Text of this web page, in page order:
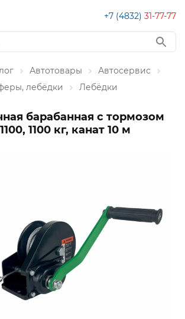
+7 (4832) 31-77-77
Автотовары
Автосервис
лебёдки
Лебёдки
барабанная с тормозом
1100 кг, канат 10 м